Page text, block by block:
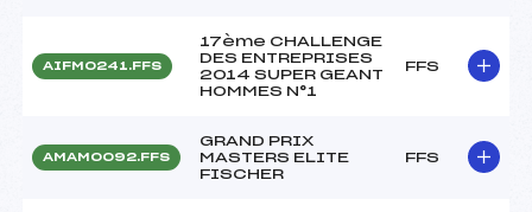
AIFM0241.FFS
17ème CHALLENGE
DES ENTREPRISES
2014 SUPER GEANT
HOMMES N°1
FFS
AMAM0092.FFS
GRAND PRIX
MASTERS ELITE
FISCHER
FFS